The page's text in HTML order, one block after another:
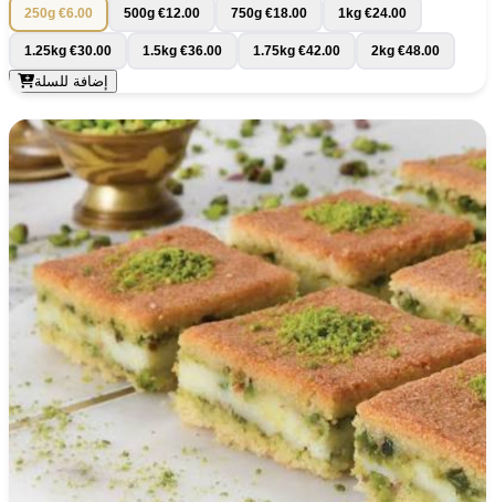
250g €6.00 500g €12.00 750g €18.00 1kg €24.00
1.25kg €30.00 1.5kg €36.00 1.75kg €42.00 2kg €48.00
إضافة للسلة